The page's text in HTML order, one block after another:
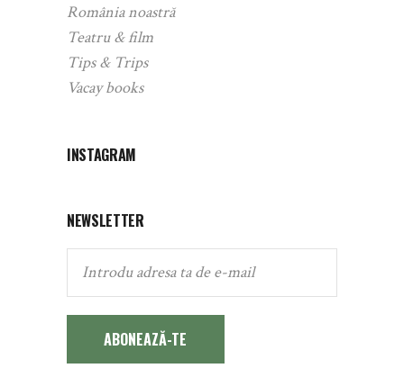
România noastră
Teatru & film
Tips & Trips
Vacay books
INSTAGRAM
NEWSLETTER
ABONEAZĂ-TE